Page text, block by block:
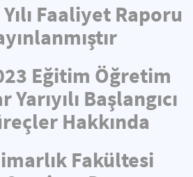
Faaliyet Raporu
Eğitim Öğretim
Yarıyılı Başlangıcı
Hakkında
Fakültesi